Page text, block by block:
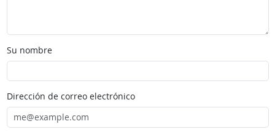
Su nombre
Dirección de correo electrónico